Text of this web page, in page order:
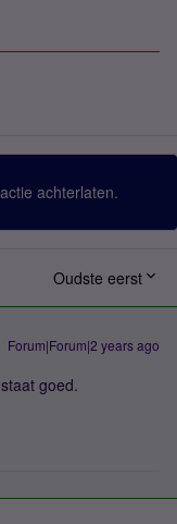
achterlaten.
Oudste eerst
Forum|Forum|2 years ago
goed.